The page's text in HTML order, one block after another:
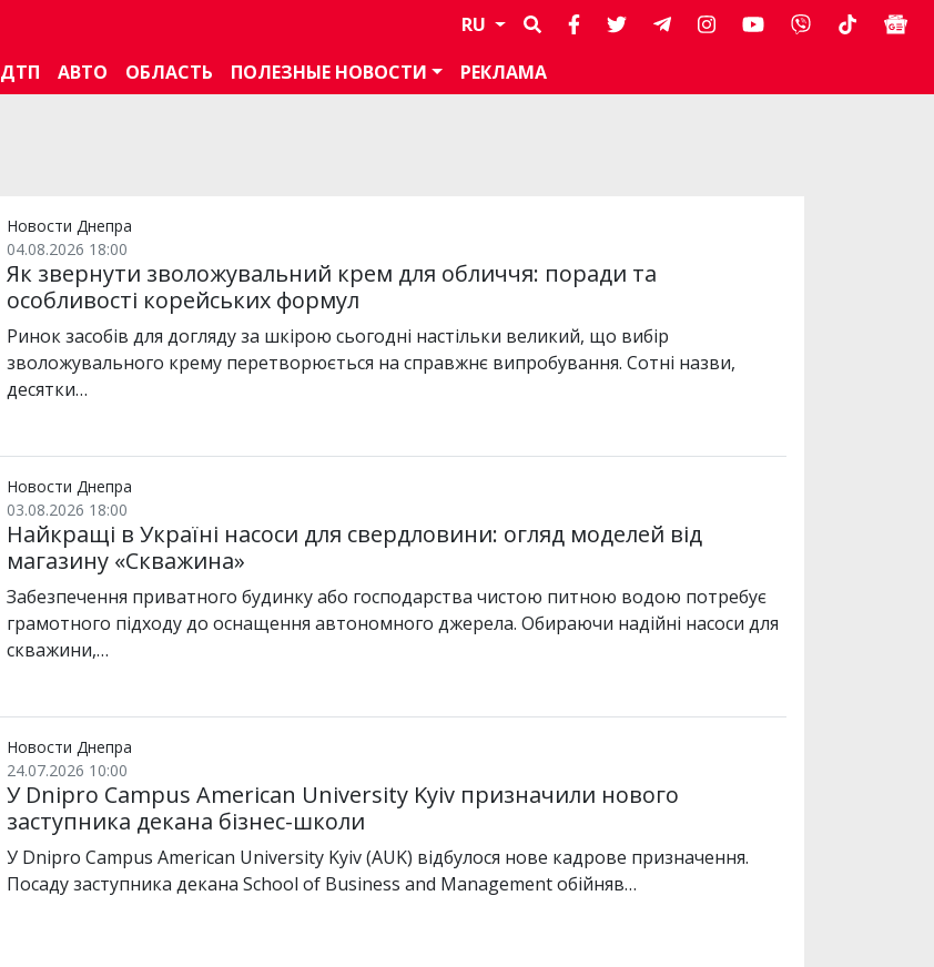
RU
ДТП АВТО ОБЛАСТЬ ПОЛЕЗНЫЕ НОВОСТИ
РЕКЛАМА
Новости Днепра
04.08.2026 18:00
Як звернути зволожувальний крем для обличчя: поради та
особливості корейських формул
Ринок засобів для догляду за шкірою сьогодні настільки великий, що вибір
зволожувального крему перетворюється на справжнє випробування. Сотні назви,
десятки…
Новости Днепра
03.08.2026 18:00
Найкращі в Україні насоси для свердловини: огляд моделей від
магазину «Скважина»
Забезпечення приватного будинку або господарства чистою питною водою потребує
грамотного підходу до оснащення автономного джерела. Обираючи надійні насоси для
скважини,…
Новости Днепра
24.07.2026 10:00
У Dnipro Campus American University Kyiv призначили нового
заступника декана бізнес-школи
У Dnipro Campus American University Kyiv (AUK) відбулося нове кадрове призначення.
Посаду заступника декана School of Business and Management обійняв…